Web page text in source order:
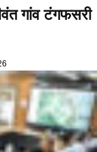
गांव टंगफसरी